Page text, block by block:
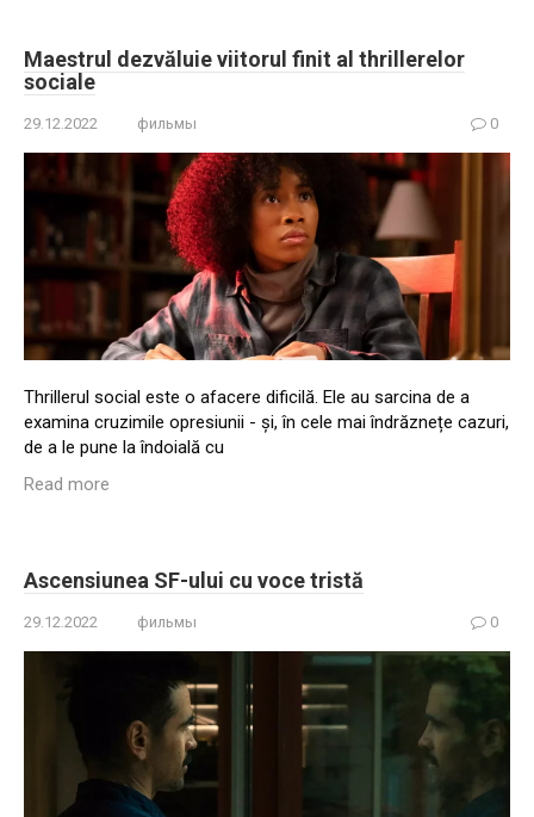
Maestrul dezvăluie viitorul finit al thrillerelor
sociale
29.12.2022 фильмы 0
Thrillerul social este o afacere dificilă. Ele au sarcina de a
examina cruzimile opresiunii - și, în cele mai îndrăznețe cazuri,
de a le pune la îndoială cu
Read more
Ascensiunea SF-ului cu voce tristă
29.12.2022 фильмы 0